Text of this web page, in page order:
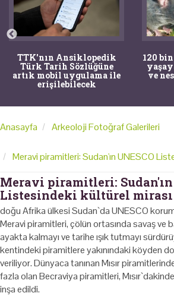
TTK'nın Ansiklopedik
Türk Tarih Sözlüğüne
artık mobil uygulama ile
erişilebilecek
120
ve
Anasayfa Arkeoloji Fotoğraf Galerileri
Meravi piramitleri: Sudan'ın UNESCO
Meravi piramitleri: Sudan'ın
Listesindeki kültürel mirası
doğu Afrika ülkesi Sudan`da UNESCO
Meravi piramitleri, çölün ortasında savaş ve
ayakta kalmayı ve tarihe ışık tutmayı
kentindeki piramitlere yakınındaki köyden
veriliyor. Dünyaca tanınan Mısır
fazla olan Becraviya piramitleri,
inşa edildi.